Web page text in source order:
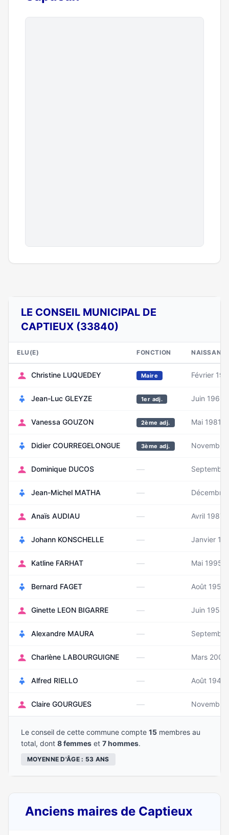
LE CONSEIL MUNICIPAL DE
CAPTIEUX (33840)
ELU(E) FONCTION
Christine LUQUEDEY Maire Février
Jean-Luc GLEYZE 1er adj. Juin 1962
Vanessa GOUZON 2ème adj. Mai 1981
Didier COURREGELONGUE 3ème adj. Novembre
Dominique DUCOS —
Jean-Michel MATHA — Décembre
Anaïs AUDIAU — Avril 1987
Johann KONSCHELLE — Janvier
Katline FARHAT — Mai 1995
Bernard FAGET — Août 1950
Ginette LEON BIGARRE — Juin 1954
Alexandre MAURA —
Charlène LABOURGUIGNE — Mars 2002
Alfred RIELLO — Août 1948
Claire GOURGUES — Novembre
Le conseil de cette commune compte 15 membres au
total, dont 8 femmes et 7 hommes.
MOYENNE D'ÂGE : 53 ANS
Anciens maires de Captieux